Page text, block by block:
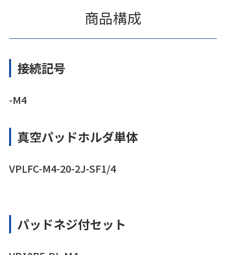
商品構成
接続記号
-M4
真空パッドホルダ単体
VPLFC-M4-20-2J-SF1/4
パッドネジ付セット